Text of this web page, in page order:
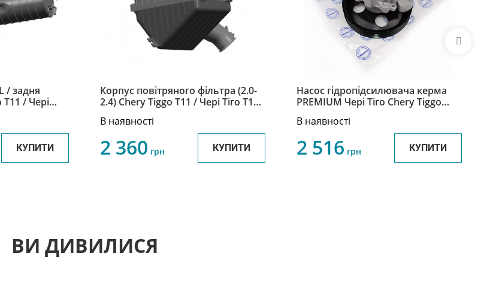
/ задня
Т11 / Чері
КУПИТИ
Корпус повітряного фільтра (2.0-
2.4) Chery Tiggo Т11 / Чері Тіго Т11
В наявності
2 360 грн КУПИТИ
Насос гідропідсилювача керма
PREMIUM Чері Тіго Chery Tiggo
В наявності
2 516 грн КУПИТИ
ВИ ДИВИЛИСЯ